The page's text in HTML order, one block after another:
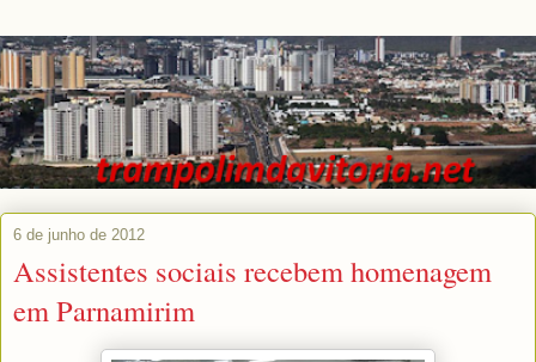
6 de junho de 2012
Assistentes sociais recebem homenagem
em Parnamirim